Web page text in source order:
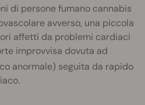
di persone fumano cannabis
avverso, una piccola
affetti da problemi cardiaci
improvvisa dovuta ad
anormale) seguita da rapido